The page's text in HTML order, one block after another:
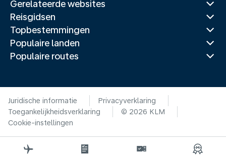
Gerelateerde websites
Reisgidsen
Topbestemmingen
Populaire landen
Populaire routes
Juridische informatie
Privacyverklaring
Toegankelijkheidsverklaring
© 2026 KLM
Cookie-instellingen